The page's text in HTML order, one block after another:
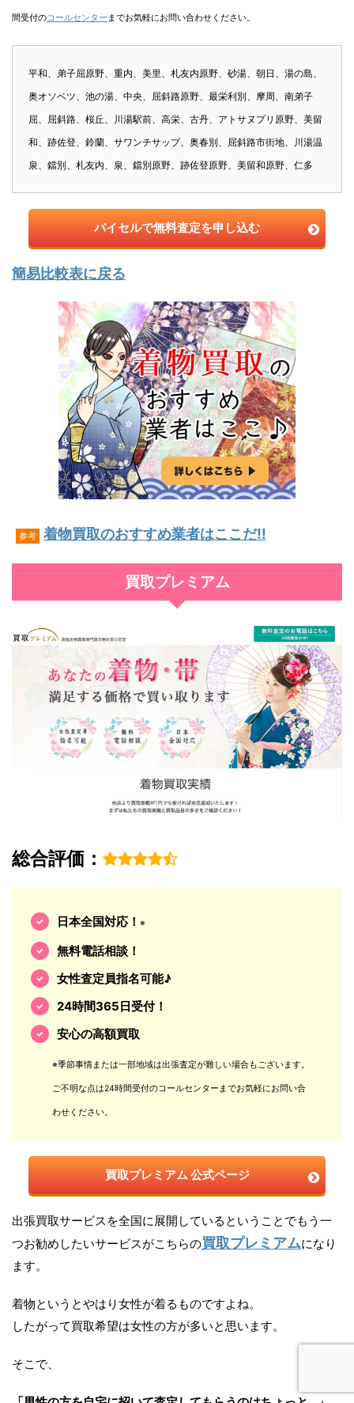
間受付のコールセンター までお気軽にお問い合わせください。
平和、弟子屈原野、重内、美里、札友内原野、砂湯、朝日、湯の島、
奥オソベツ、池の湯、中央、屈斜路原野、最栄利別、摩周、南弟子
屈、屈斜路、桜丘、川湯駅前、高栄、古丹、アトサヌプリ原野、美留
和、跡佐登、鈴蘭、サワンチサップ、奥春別、屈斜路市街地、川湯温
泉、鐺別、札友内、泉、鐺別原野、跡佐登原野、美留和原野、仁多
バイセルで無料査定を申し込む
簡易比較表に戻る
参考 着物買取のおすすめ業者はここだ!!
買取プレミアム
総合評価：
日本全国対応！ ※
無料電話相談！
女性査定員指名可能♪
24時間365日受付！
安心の高額買取
※季節事情または一部地域は出張査定が難しい場合もございます。
ご不明な点は24時間受付のコールセンターまでお気軽にお問い合
わせください。
買取プレミアム 公式ページ
出張買取サービスを全国に展開しているということでもう一
つお勧めしたいサービスがこちらの買取プレミアムになり
ます。
着物というとやはり女性が着るものですよね。
したがって買取希望は女性の方が多いと思います。
そこで、